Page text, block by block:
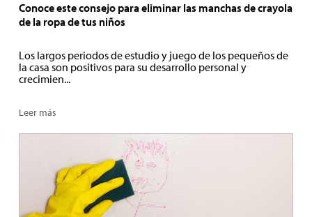
Conoce este consejo para eliminar las manchas de crayola
de la ropa de tus niños
Los largos periodos de estudio y juego de los pequeños de
la casa son positivos para su desarrollo personal y
crecimien...
Leer más